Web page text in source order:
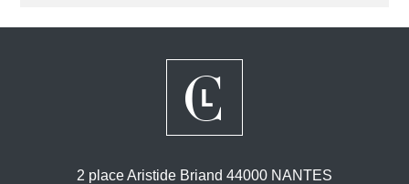
2 place Aristide Briand 44000 NANTES